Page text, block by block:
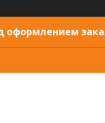
оформлением